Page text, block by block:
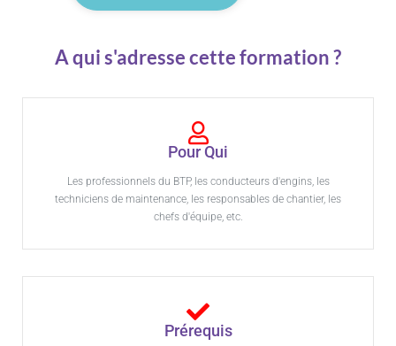
A qui s'adresse cette formation ?
Pour Qui
Les professionnels du BTP, les conducteurs d'engins, les
techniciens de maintenance, les responsables de chantier, les
chefs d'équipe, etc.
Prérequis